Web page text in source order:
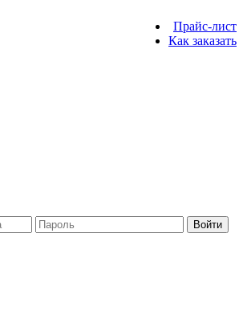
Прайс-лист
Как заказать
Войти